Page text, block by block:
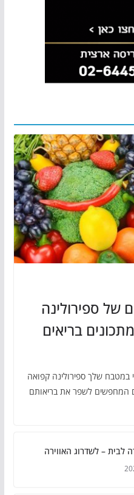
של ספירולינה
בריאים
במטבח שלך ספירולינה קפואה
המחפשים לשפר את בריאותם
לבית – לשדרוג האווירה